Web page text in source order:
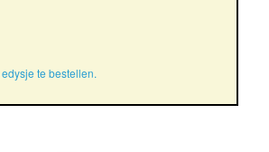
te bestellen.